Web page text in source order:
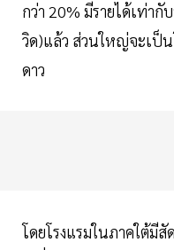
กว่า 20% มีรายได้เท่า
วิด)แล้ว ส่วนใหญ่จะเป็น
ดาว
โดยโรงแรมในภาคใต้มี